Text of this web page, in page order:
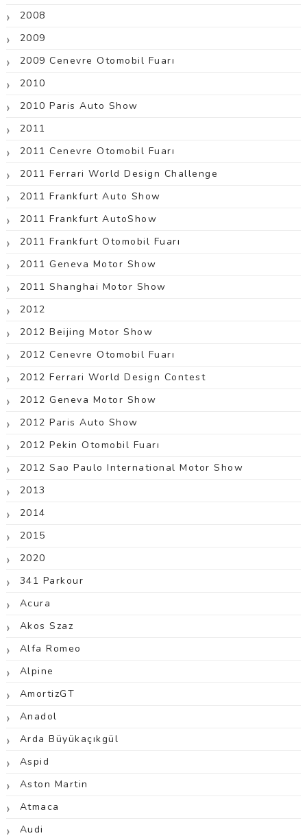
2008
2009
2009 Cenevre Otomobil Fuarı
2010
2010 Paris Auto Show
2011
2011 Cenevre Otomobil Fuarı
2011 Ferrari World Design Challenge
2011 Frankfurt Auto Show
2011 Frankfurt AutoShow
2011 Frankfurt Otomobil Fuarı
2011 Geneva Motor Show
2011 Shanghai Motor Show
2012
2012 Beijing Motor Show
2012 Cenevre Otomobil Fuarı
2012 Ferrari World Design Contest
2012 Geneva Motor Show
2012 Paris Auto Show
2012 Pekin Otomobil Fuarı
2012 Sao Paulo International Motor Show
2013
2014
2015
2020
341 Parkour
Acura
Akos Szaz
Alfa Romeo
Alpine
AmortizGT
Anadol
Arda Büyükaçıkgül
Aspid
Aston Martin
Atmaca
Audi